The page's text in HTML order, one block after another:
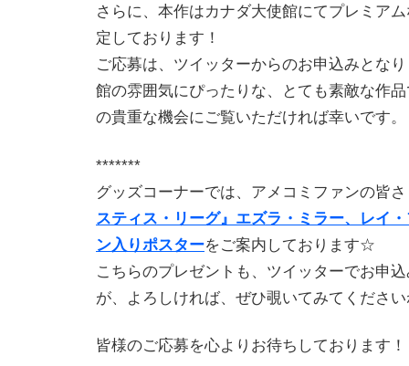
さらに、本作はカナダ大使館にてプレミア
定しております！
ご応募は、ツイッターからのお申込みとな
館の雰囲気にぴったりな、とても素敵な作
の貴重な機会にご覧いただければ幸いです。
*******
グッズコーナーでは、アメコミファンの皆
スティス・リーグ』エズラ・ミラー、レイ
ン入りポスターをご案内しております☆
こちらのプレゼントも、ツイッターでお申
が、よろしければ、ぜひ覗いてみてくださ
皆様のご応募を心よりお待ちしております！